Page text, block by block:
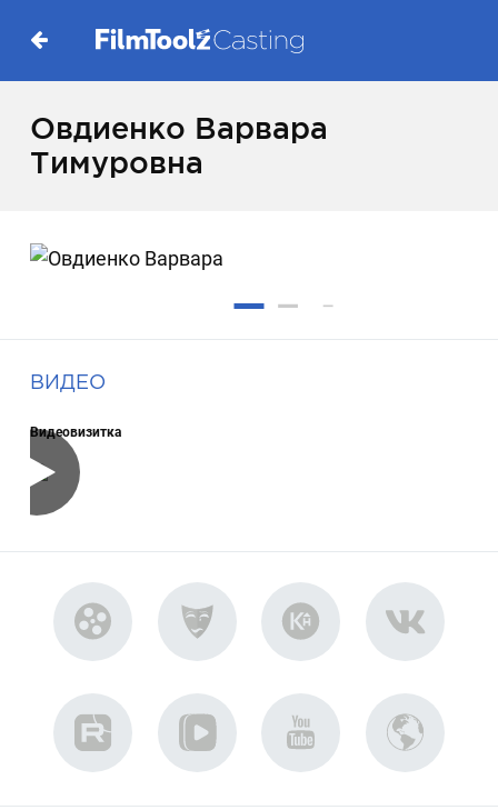
Овдиенко Варвара
Тимуровна
ВИДЕО
Видеовизитка